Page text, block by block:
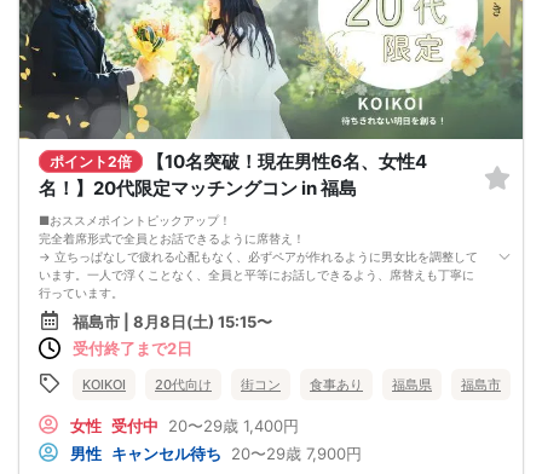
ポイント2倍
【10名突破！現在男性6名、女性4
名！】20代限定マッチングコン in 福島
■おススメポイントピックアップ！
完全着席形式で全員とお話できるように席替え！
→ 立ちっぱなしで疲れる心配もなく、必ずペアが作れるように男女比を調整して
います。一人で浮くことなく、全員と平等にお話しできるよう、席替えも丁寧に
行っています。
会話を盛り上げるプロフィールシート！
→ 趣味や好みからスムーズに会話がスタート！「何を話そう…」と悩むことな
く、共通の話題で盛り上がれます。
→ 恥ずかしがらずに気になる相手とつながれる！結果は本人だけにわかるように
■最少催行人数
男女2対2
■中止判断タイミング
福島市 | 8月8日(土) 15:15〜
受付終了まで2日
KOIKOI 20代向け 街コン 食事あり 福島県 福島市
女性 受付中 20〜29歳 1,400円
男性 キャンセル待ち 20〜29歳 7,900円